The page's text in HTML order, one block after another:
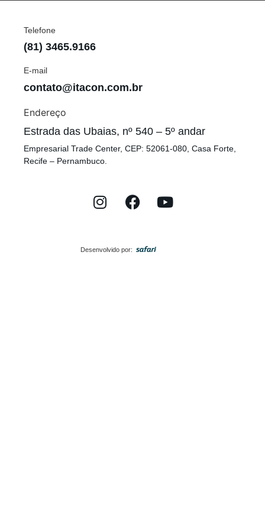
Telefone
(81) 3465.9166
E-mail
contato@itacon.com.br
Endereço
Estrada das Ubaias, nº 540 – 5º andar
Empresarial Trade Center, CEP: 52061-080, Casa Forte,
Recife – Pernambuco.
Desenvolvido por: